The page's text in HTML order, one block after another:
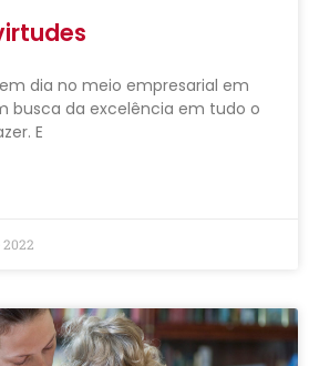
dia no meio empresarial em
busca da excelência em tudo o
E